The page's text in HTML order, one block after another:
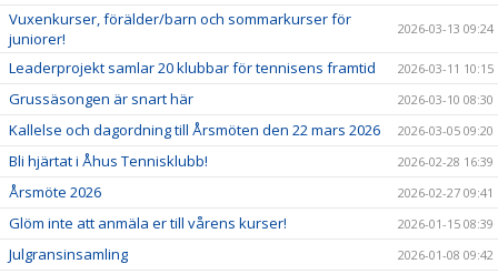
Vuxenkurser, förälder/barn och sommarkurser för
juniorer!
2026-03-13 09:24
Leaderprojekt samlar 20 klubbar för tennisens framtid 2026-03-11 10:15
Grussäsongen är snart här 2026-03-10 08:30
Kallelse och dagordning till Årsmöten den 22 mars 2026 2026-03-05 09:20
Bli hjärtat i Åhus Tennisklubb! 2026-02-28 16:39
Årsmöte 2026 2026-02-27 09:41
Glöm inte att anmäla er till vårens kurser! 2026-01-15 08:39
Julgransinsamling 2026-01-08 09:42